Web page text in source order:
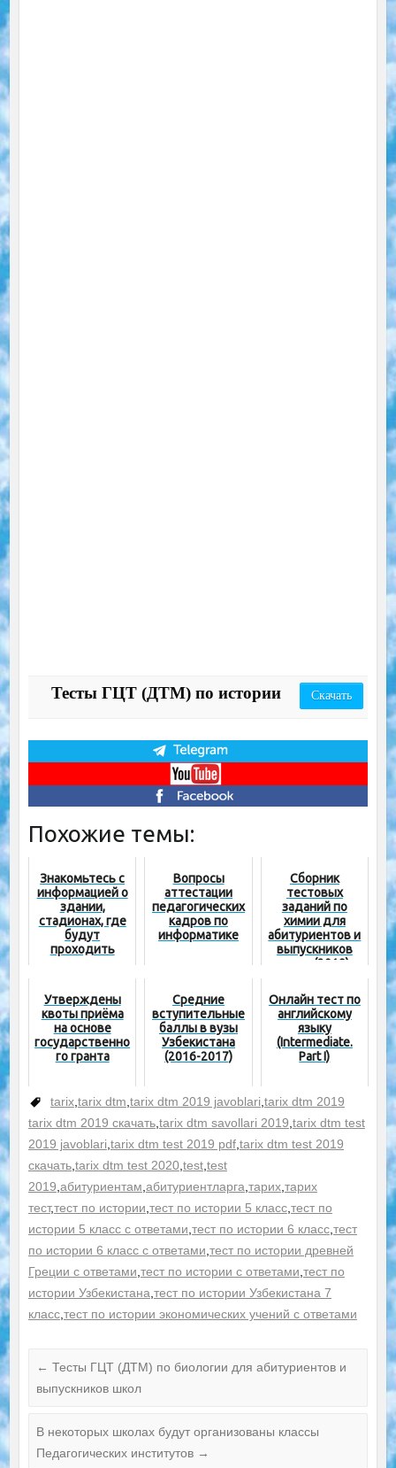
Тесты ГЦТ (ДТМ) по истории Скачать
Похожие темы:
Знакомьтесь с
информацией о
здании,
стадионах, где
будут
проходить
Вопросы
аттестации
педагогических
кадров по
информатике
Сборник
тестовых
заданий по
химии для
абитуриентов и
выпускников
школ (2019)
Утверждены
квоты приёма
на основе
государственно
го гранта
Средние
вступительные
баллы в вузы
Узбекистана
(2016-2017)
Онлайн тест по
английскому
языку
(Intermediate.
Part I)
tarix,tarix dtm,tarix dtm 2019 javoblari,tarix dtm 2019
tarix dtm 2019 скачать,tarix dtm savollari 2019,tarix dtm test
2019 javoblari,tarix dtm test 2019 pdf,tarix dtm test 2019
скачать,tarix dtm test 2020,test,test
2019,абитуриентам,абитуриентларга,тарих,тарих
тест,тест по истории,тест по истории 5 класс,тест по
истории 5 класс с ответами,тест по истории 6 класс,тест
по истории 6 класс с ответами,тест по истории древней
Греции с ответами,тест по истории с ответами,тест по
истории Узбекистана,тест по истории Узбекистана 7
класс,тест по истории экономических учений с ответами
← Тесты ГЦТ (ДТМ) по биологии для абитуриентов и
выпускников школ
В некоторых школах будут организованы классы
Педагогических институтов →